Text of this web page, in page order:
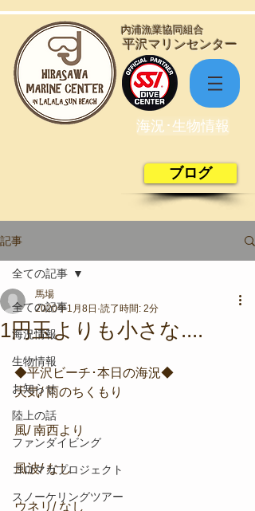
​平沢マリンセンター
​内浦漁業協同組合
海況･生物情報
ブログ
記事
全ての記事
海況情報
生物情報
お知らせ
陸上の話
ファンダイビング
コロマガプロジェクト
スノーケリングツアー
全ての記事
1円玉よりも小さな....
馬場
2020年1月8日 読了時間: 2分
◆平沢ビーチ･本日の海況◆
天気/ 雨のちくもり
風/ 南西より
風波/ なし
ウネリ/ なし